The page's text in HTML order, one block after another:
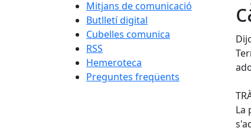
Mitjans de comunicació
Butlletí digital
Cubelles comunica
RSS
Hemeroteca
Preguntes freqüents
La